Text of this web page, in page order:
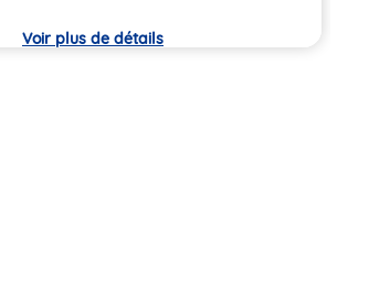
Voir plus de détails